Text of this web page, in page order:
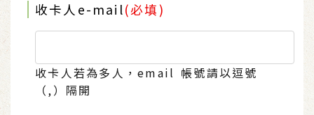
收卡人e-mail(必填)
收卡人若為多人，email 帳號請以逗號
（,）隔開